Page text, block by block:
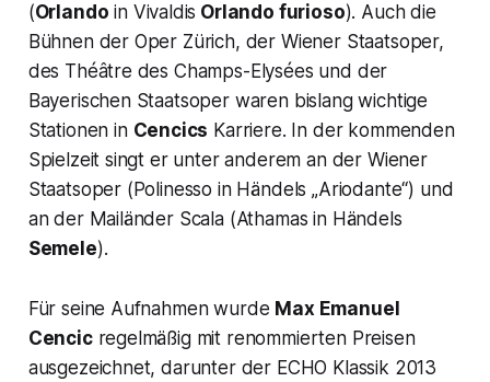
(Orlando in Vivaldis Orlando furioso). Auch die
Bühnen der Oper Zürich, der Wiener Staatsoper,
des Théâtre des Champs-Elysées und der
Bayerischen Staatsoper waren bislang wichtige
Stationen in Cencics Karriere. In der kommenden
Spielzeit singt er unter anderem an der Wiener
Staatsoper (Polinesso in Händels „Ariodante“) und
an der Mailänder Scala (Athamas in Händels
Semele).
Für seine Aufnahmen wurde Max Emanuel
Cencicregelmäßig mit renommierten Preisen
ausgezeichnet, darunter der ECHO Klassik 2013